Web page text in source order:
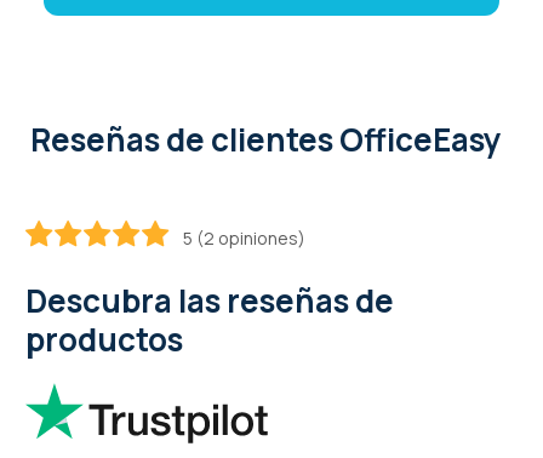
Reseñas de clientes OfficeEasy
5 (2 opiniones)
Descubra las reseñas de
productos